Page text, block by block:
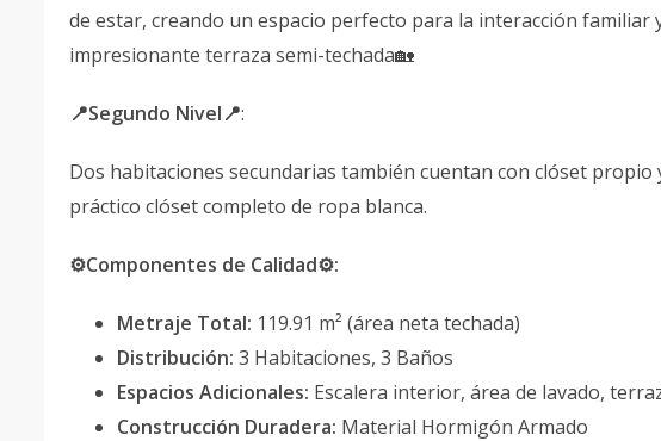
de estar, creando un espacio perfecto para la interacción familiar
impresionante terraza semi-techada🏡
📍Segundo Nivel📍:
Dos habitaciones secundarias también cuentan con clóset
práctico clóset completo de ropa blanca.
⚙️Componentes de Calidad⚙️:
Metraje Total: 119.91 m² (área neta techada)
Distribución: 3 Habitaciones, 3 Baños
Espacios Adicionales: Escalera interior, área de lavado,
Construcción Duradera: Material Hormigón Armado